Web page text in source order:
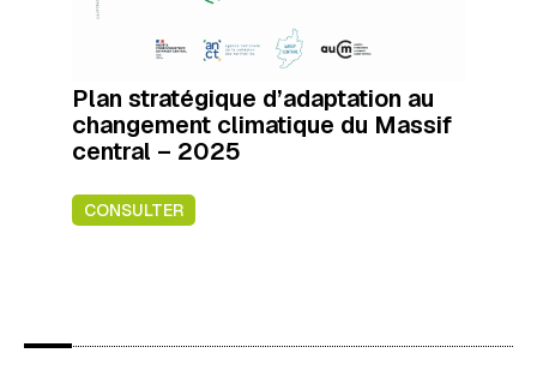
Plan stratégique d’adaptation au
changement climatique du Massif
central – 2025
CONSULTER